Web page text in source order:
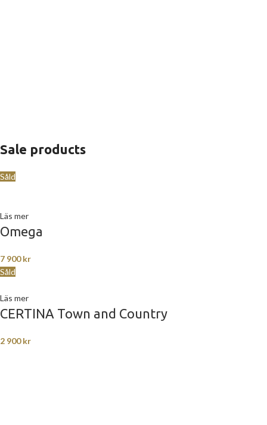
Sale products
Såld
Läs mer
Omega
7 900kr
Såld
Läs mer
CERTINA Town and Country
2 900kr